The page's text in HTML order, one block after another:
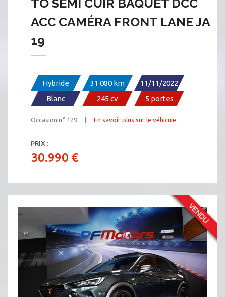
TO SEMI CUIR BAQUET DCC
ACC CAMÉRA FRONT LANE JA
19
Hybride 31 080 km
11/11/2022
Blanc
245 cv 5 portes
Occasion n° 129 | En savoir plus sur le véhicule
PRIX :
30.990 €